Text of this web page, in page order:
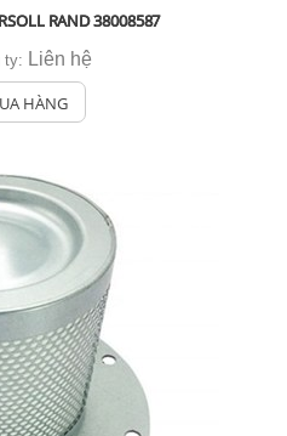
RAND 38008587
ty: Liên hệ
HÀNG